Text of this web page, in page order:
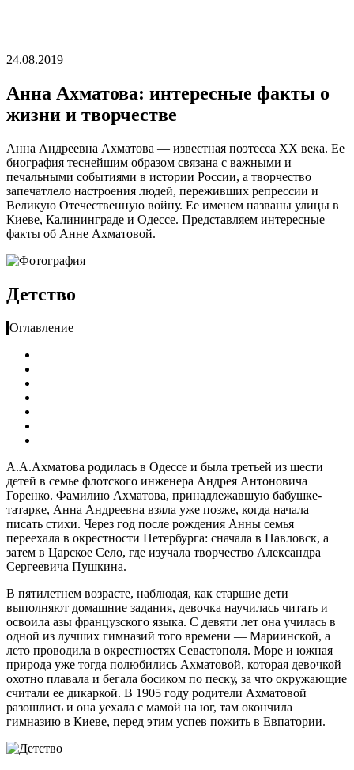
24.08.2019
Анна Ахматова: интересные факты о
жизни и творчестве
Анна Андреевна Ахматова — известная поэтесса XX века. Ее
биография теснейшим образом связана с важными и
печальными событиями в истории России, а творчество
запечатлело настроения людей, переживших репрессии и
Великую Отечественную войну. Ее именем названы улицы в
Киеве, Калининграде и Одессе. Представляем интересные
факты об Анне Ахматовой.
Детство
Оглавление
А.А.Ахматова родилась в Одессе и была третьей из шести
детей в семье флотского инженера Андрея Антоновича
Горенко. Фамилию Ахматова, принадлежавшую бабушке-
татарке, Анна Андреевна взяла уже позже, когда начала
писать стихи. Через год после рождения Анны семья
переехала в окрестности Петербурга: сначала в Павловск, а
затем в Царское Село, где изучала творчество Александра
Сергеевича Пушкина.
В пятилетнем возрасте, наблюдая, как старшие дети
выполняют домашние задания, девочка научилась читать и
освоила азы французского языка. С девяти лет она училась в
одной из лучших гимназий того времени — Мариинской, а
лето проводила в окрестностях Севастополя. Море и южная
природа уже тогда полюбились Ахматовой, которая девочкой
охотно плавала и бегала босиком по песку, за что окружающие
считали ее дикаркой. В 1905 году родители Ахматовой
разошлись и она уехала с мамой на юг, там окончила
гимназию в Киеве, перед этим успев пожить в Евпатории.